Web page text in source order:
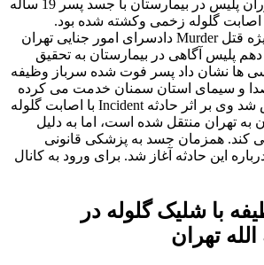
بیمارستان شدند. مأموران پلیس در بیمارستان با جسد پسر 19 ساله
اصابت گلوله زخمی وکشته شده بود.
لحظاتی بعد بازپرس ویژه قتل Murder دادسرای امور جنایی تهران
دهم پلیس آگاهی در بیمارستان به تحقیق
ها نشان داد پسر فوت شده سرباز وظیفه
و سیمای استان سمنان خدمت می کرده
است. همچنین مشخص شد وی بر اثر حادثه Incident با اصابت گلوله
به تهران منتقل شده است، اما به دلیل
همزمان جسد به پزشکی قانونی
این حادثه آغاز شد. برای ورود به کانال
با شلیک گلوله در
تهران